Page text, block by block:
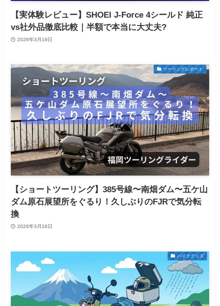
【実体験レビュー】SHOEI J-Force 4シールド 純正
vs社外品徹底比較｜半額で本当に大丈夫?
2026年3月19日
ツーリングレポート
【ショートツーリング】385号線〜南畑ダム〜五ケ山
ダム原石展望所をぐるり！久しぶりのFJRで気分転
換
2026年3月16日
バイクグッズ